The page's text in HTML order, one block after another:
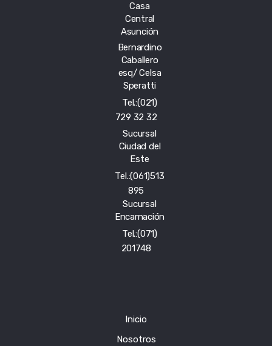
Casa
Central
Asunción
Bernardino
Caballero
esq/ Celsa
Speratti
Tel.:(021)
729 32 32
Sucursal
Ciudad del
Este
Tel.:(061)513
895
Sucursal
Encarnación
Tel.:(071)
201748
Inicio
Nosotros